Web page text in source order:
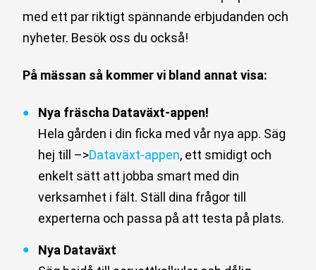
med ett par riktigt spännande erbjudanden och
nyheter. Besök oss du också!
På mässan så kommer vi bland annat visa:
Nya fräscha Dataväxt-appen!
Hela gården i din ficka med vår nya app. Säg
hej till –>Dataväxt-appen, ett smidigt och
enkelt sätt att jobba smart med din
verksamhet i fält. Ställ dina frågor till
experterna och passa på att testa på plats.
Nya Dataväxt